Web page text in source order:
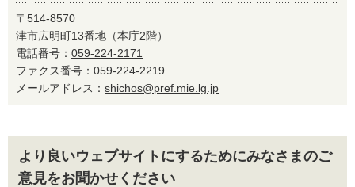
〒514-8570
津市広明町13番地（本庁2階）
電話番号： 059-224-2171
ファクス番号：059-224-2219
メールアドレス： shichos@pref.mie.lg.jp
より良いウェブサイトにするためにみなさまのご
意見をお聞かせください